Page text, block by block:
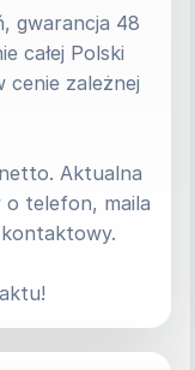
gwarancja 48
całej Polski
cenie zależnej
Aktualna
telefon, maila